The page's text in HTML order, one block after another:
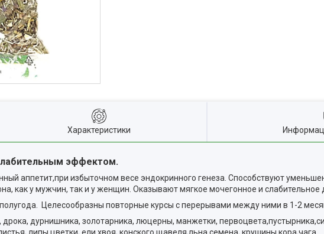
Характеристики
эффектом.
аппетит,при избыточном весе эндокринного генеза. Способствуют
как у мужчин, так и у женщин. Оказывают мягкое мочегонное и слабительное
Целесообразны повторные курсы с перерывами между ними в 1-2
дурнишника, золотарника, люцерны, манжетки,